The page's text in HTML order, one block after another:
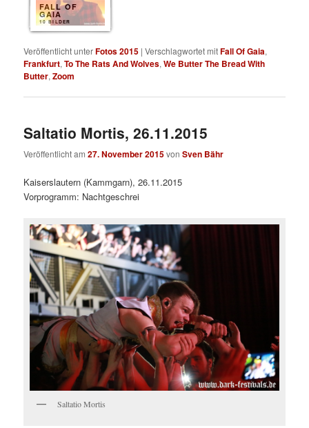
FALL OF
GAIA
10 BILDER
Veröffentlicht unterFotos 2015 |Verschlagwortet mitFall Of Gaia,
Frankfurt,To The Rats And Wolves,We Butter The Bread With
Butter,Zoom
Saltatio Mortis, 26.11.2015
Veröffentlicht am27. November 2015vonSven Bähr
Kaiserslautern (Kammgarn), 26.11.2015
Vorprogramm: Nachtgeschrei
Saltatio Mortis